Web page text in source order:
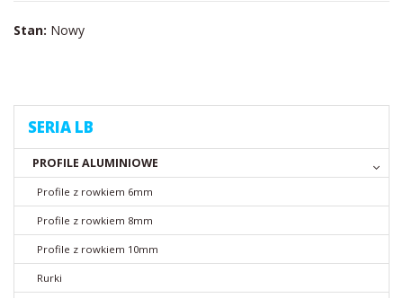
Stan: Nowy
SERIA LB
PROFILE ALUMINIOWE
Profile z rowkiem 6mm
Profile z rowkiem 8mm
Profile z rowkiem 10mm
Rurki